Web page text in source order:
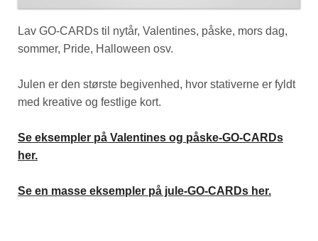
Lav GO-CARDs til nytår, Valentines, påske, mors dag,
sommer, Pride, Halloween osv.
Julen er den største begivenhed, hvor stativerne er fyldt
med kreative og festlige kort.
Se eksempler på Valentines og påske-GO-CARDs
her.
Se en masse eksempler på jule-GO-CARDs her.